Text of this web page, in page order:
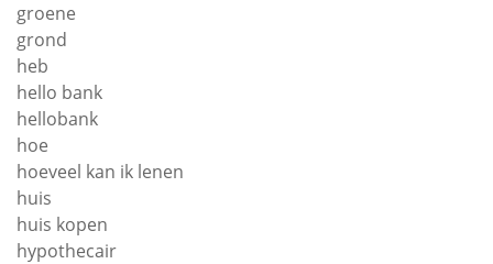
groene
grond
heb
hello bank
hellobank
hoe
hoeveel kan ik lenen
huis
huis kopen
hypothecair